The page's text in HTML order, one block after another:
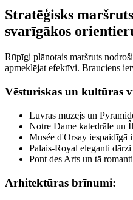
Stratēģisks
svarīgākos
Rūpīgi plānotais maršruts
apmeklējat efektīvi. Brauciens
Vēsturiskas un kultūras
Luvras muzejs un
Notre Dame katedrāle un
Musée d'Orsay iespaidīgā
Palais-Royal eleganti dārzi
Pont des Arts un tā
Arhitektūras brīnumi: